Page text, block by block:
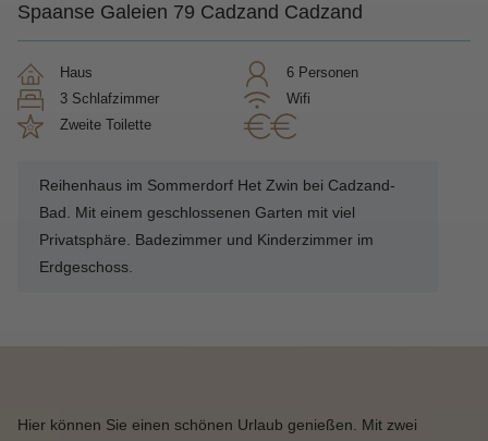
Spaanse Galeien 79 Cadzand Cadzand
Haus
6 Personen
3 Schlafzimmer
Wifi
Zweite Toilette
Reihenhaus im Sommerdorf Het Zwin bei Cadzand-
Bad. Mit einem geschlossenen Garten mit viel
Privatsphäre. Badezimmer und Kinderzimmer im
Erdgeschoss.
Hier können Sie einen schönen Urlaub genießen. Mit zwei